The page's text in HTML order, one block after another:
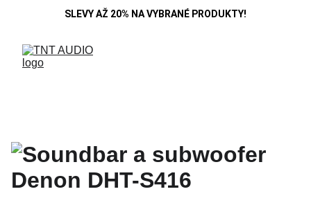
SLEVY AŽ 20% NA VYBRANÉ PRODUKTY!